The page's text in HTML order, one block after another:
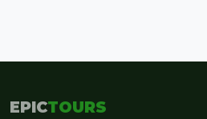
EPICTOURS